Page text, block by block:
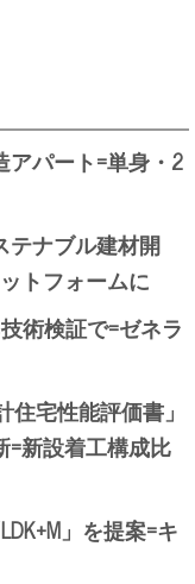
パート=単身・2
テナブル建材開
トフォームに
術検証で=ゼネラ
宅性能評価書」
新設着工構成比
」を提案=キ